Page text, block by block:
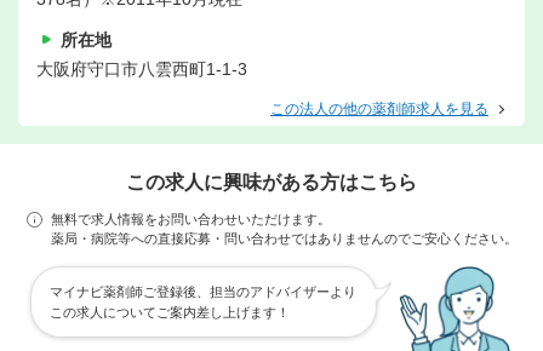
所在地
大阪府守口市八雲西町1-1-3
この法人の他の薬剤師求人を見る
この求人に興味がある方はこちら
無料で求人情報をお問い合わせいただけます。
薬局・病院等への直接応募・問い合わせではありませんのでご安心ください。
マイナビ薬剤師ご登録後、担当のアドバイザーより
この求人についてご案内差し上げます！